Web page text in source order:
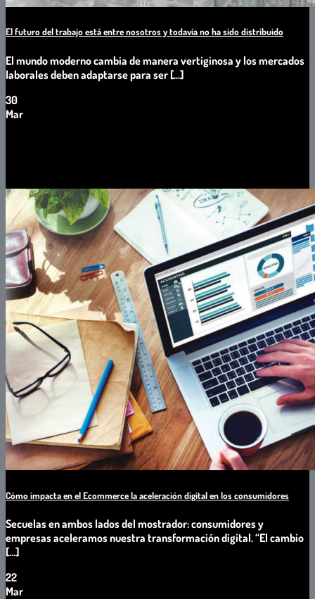
El futuro del trabajo está entre nosotros y todavía no ha sido distribuido
El mundo moderno cambia de manera vertiginosa y los mercados
laborales deben adaptarse para ser [...]
30
Mar
Cómo impacta en el Ecommerce la aceleración digital en los consumidores
Secuelas en ambos lados del mostrador: consumidores y
empresas aceleramos nuestra transformación digital. “El cambio
[...]
22
Mar